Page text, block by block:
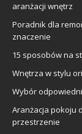
aranżacji wnętrz
Poradnik dla
znaczenie
15 sposobów na
Wnętrza w stylu
Wybór
Aranżacja pokoju
przestrzenie